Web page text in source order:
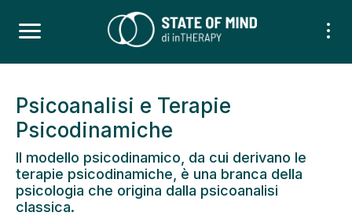
Psicoanalisi e Terapie
Psicodinamiche
Il modello psicodinamico, da cui derivano le
terapie psicodinamiche, è una branca della
psicologia che origina dalla psicoanalisi
classica.